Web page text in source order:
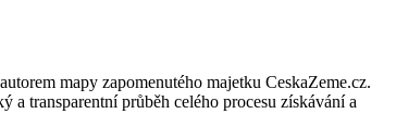
mapy zapomenutého majetku CeskaZeme.cz.
transparentní průběh celého procesu získávání a